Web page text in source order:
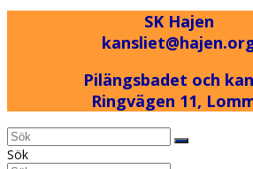
SK Hajen
Pilängsbadet och
Ringvägen 11,
Back
Sök